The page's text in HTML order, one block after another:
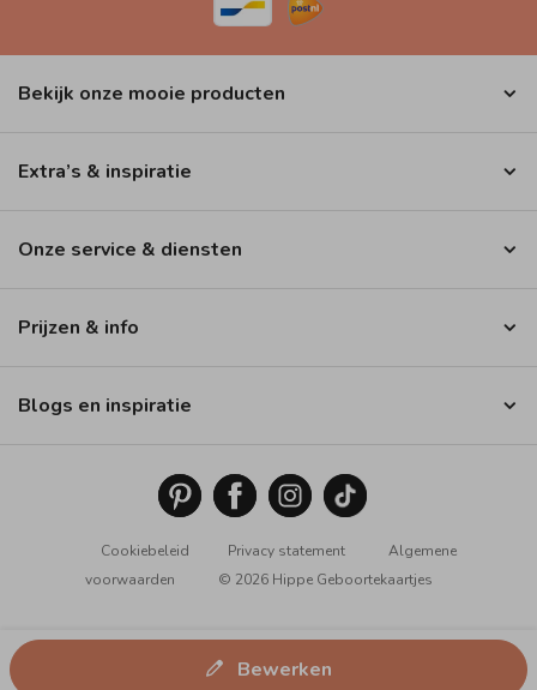
Bewerken
Bekijk onze mooie producten
Extra’s & inspiratie
Onze service & diensten
Prijzen & info
Blogs en inspiratie
Cookiebeleid Privacy statement
Algemene
voorwaarden
© 2026 Hippe Geboortekaartjes